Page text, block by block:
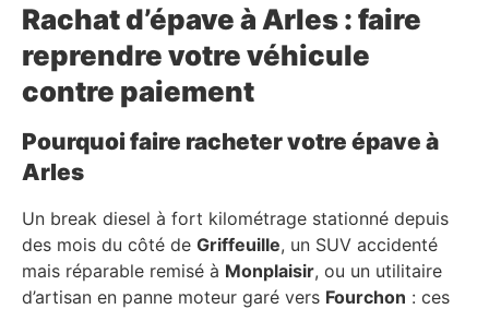
Rachat d’épave à Arles : faire
reprendre votre véhicule
contre paiement
Pourquoi faire racheter votre épave à
Arles
Un break diesel à fort kilométrage stationné depuis
des mois du côté de Griffeuille, un SUV accidenté
mais réparable remisé à Monplaisir, ou un utilitaire
d’artisan en panne moteur garé vers Fourchon : ces